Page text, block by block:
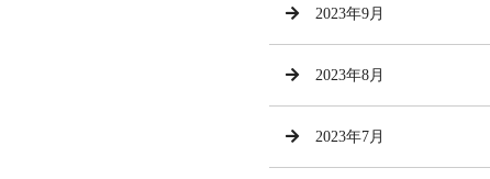
2023年9月
2023年8月
2023年7月